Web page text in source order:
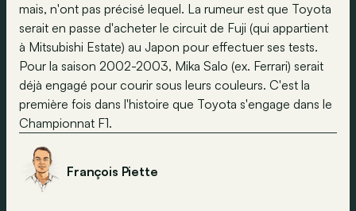
mais, n'ont pas précisé lequel. La rumeur est que Toyota
serait en passe d'acheter le circuit de Fuji (qui appartient
à Mitsubishi Estate) au Japon pour effectuer ses tests.
Pour la saison 2002-2003, Mika Salo (ex. Ferrari) serait
déjà engagé pour courir sous leurs couleurs. C'est la
première fois dans l'histoire que Toyota s'engage dans le
Championnat F1.
François Piette